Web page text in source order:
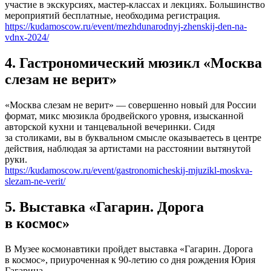
участие в экскурсиях, мастер-классах и лекциях. Большинство
мероприятий бесплатные, необходима регистрация.
https://kudamoscow.ru/event/mezhdunarodnyj-zhenskij-den-na-
vdnx-2024/
4. Гастрономический мюзикл «Москва
слезам не верит»
«Москва слезам не верит» — совершенно новый для России
формат, микс мюзикла бродвейского уровня, изысканной
авторской кухни и танцевальной вечеринки. Сидя
за столиками, вы в буквальном смысле оказываетесь в центре
действия, наблюдая за артистами на расстоянии вытянутой
руки.
https://kudamoscow.ru/event/gastronomicheskij-mjuzikl-moskva-
slezam-ne-verit/
5. Выставка «Гагарин. Дорога
в космос»
В Музее космонавтики пройдет выставка «Гагарин. Дорога
в космос», приуроченная к 90-летию со дня рождения Юрия